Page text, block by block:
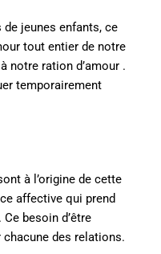
jeunes enfants, ce
tout entier de notre
notre ration d’amour .
temporairement
à l’origine de cette
affective qui prend
besoin d’être
des relations.